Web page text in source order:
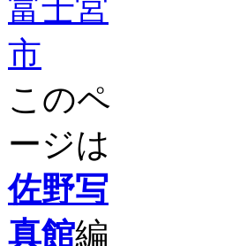
このペ
ージは
佐野写
真館編